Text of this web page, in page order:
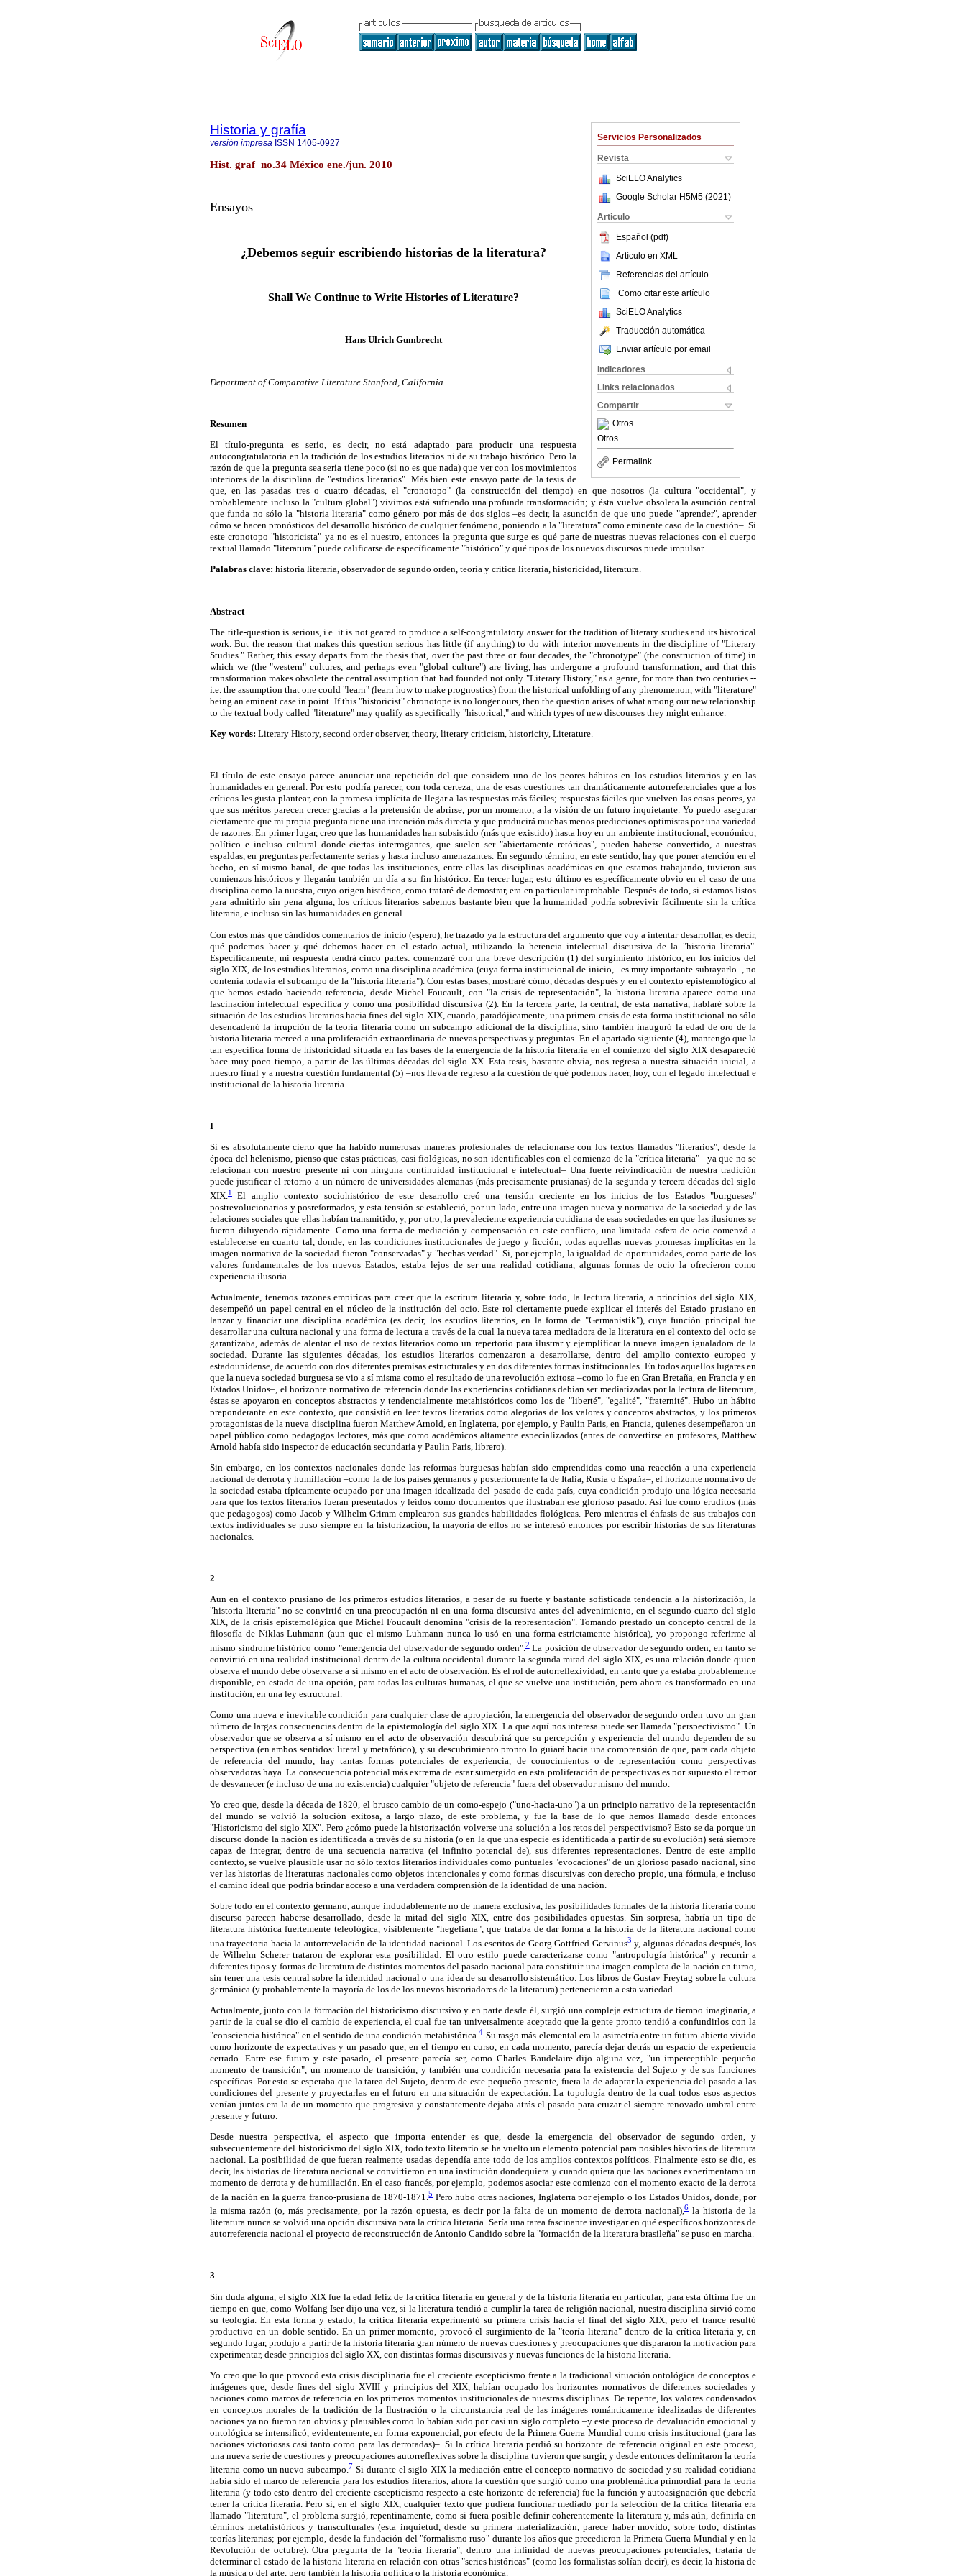
Servicios Personalizados
Revista
SciELO Analytics
Google Scholar H5M5 (2021 )
Articulo
Español (pdf)
Artículo en XML
Referencias del artículo
Como citar este artículo
SciELO Analytics
Traducción automática
Enviar artículo por email
Indicadores
Links relacionados
Compartir
Otros
Otros
Permalink
Historia y grafía
versión impresa ISSN 1405-0927
Hist. graf no.34 México ene./jun. 2010
Ensayos
¿Debemos seguir escribiendo historias de la literatura?
Shall We Continue to Write Histories of Literature?
Hans Ulrich Gumbrecht
Department of Comparative Literature Stanford, California
Resumen
El título-pregunta es serio, es decir, no está adaptado para producir una respuesta
autocongratulatoria en la tradición de los estudios literarios ni de su trabajo histórico. Pero la
razón de que la pregunta sea seria tiene poco (si no es que nada) que ver con los movimientos
interiores de la disciplina de "estudios literarios". Más bien este ensayo parte de la tesis de
que, en las pasadas tres o cuatro décadas, el "cronotopo" (la construcción del tiempo) en que nosotros (la cultura "occidental", y
probablemente incluso la "cultura global") vivimos está sufriendo una profunda transformación; y ésta vuelve obsoleta la asunción central
que funda no sólo la "historia literaria" como género por más de dos siglos –es decir, la asunción de que uno puede "aprender", aprender
cómo se hacen pronósticos del desarrollo histórico de cualquier fenómeno, poniendo a la "literatura" como eminente caso de la cuestión–. Si
este cronotopo "historicista" ya no es el nuestro, entonces la pregunta que surge es qué parte de nuestras nuevas relaciones con el cuerpo
textual llamado "literatura" puede calificarse de específicamente "histórico" y qué tipos de los nuevos discursos puede impulsar.
Palabras clave: historia literaria, observador de segundo orden, teoría y crítica literaria, historicidad, literatura.
Abstract
The title-question is serious, i.e. it is not geared to produce a self-congratulatory answer for the tradition of literary studies and its historical
work. But the reason that makes this question serious has little (if anything) to do with interior movements in the discipline of "Literary
Studies." Rather, this essay departs from the thesis that, over the past three or four decades, the "chronotype" (the construction of time) in
which we (the "western" cultures, and perhaps even "global culture") are living, has undergone a profound transformation; and that this
transformation makes obsolete the central assumption that had founded not only "Literary History," as a genre, for more than two centuries --
i.e. the assumption that one could "learn" (learn how to make prognostics) from the historical unfolding of any phenomenon, with "literature"
being an eminent case in point. If this "historicist" chronotope is no longer ours, then the question arises of what among our new relationship
to the textual body called "literature" may qualify as specifically "historical," and which types of new discourses they might enhance.
Key words: Literary History, second order observer, theory, literary criticism, historicity, Literature.
El título de este ensayo parece anunciar una repetición del que considero uno de los peores hábitos en los estudios literarios y en las
humanidades en general. Por esto podría parecer, con toda certeza, una de esas cuestiones tan dramáticamente autorreferenciales que a los
críticos les gusta plantear, con la promesa implícita de llegar a las respuestas más fáciles; respuestas fáciles que vuelven las cosas peores, ya
que sus méritos parecen crecer gracias a la pretensión de abrirse, por un momento, a la visión de un futuro inquietante. Yo puedo asegurar
ciertamente que mi propia pregunta tiene una intención más directa y que producirá muchas menos predicciones optimistas por una variedad
de razones. En primer lugar, creo que las humanidades han subsistido (más que existido) hasta hoy en un ambiente institucional, económico,
político e incluso cultural donde ciertas interrogantes, que suelen ser "abiertamente retóricas", pueden haberse convertido, a nuestras
espaldas, en preguntas perfectamente serias y hasta incluso amenazantes. En segundo término, en este sentido, hay que poner atención en el
hecho, en sí mismo banal, de que todas las instituciones, entre ellas las disciplinas académicas en que estamos trabajando, tuvieron sus
comienzos históricos y llegarán también un día a su fin histórico. En tercer lugar, esto último es específicamente obvio en el caso de una
disciplina como la nuestra, cuyo origen histórico, como trataré de demostrar, era en particular improbable. Después de todo, si estamos listos
para admitirlo sin pena alguna, los críticos literarios sabemos bastante bien que la humanidad podría sobrevivir fácilmente sin la crítica
literaria, e incluso sin las humanidades en general.
Con estos más que cándidos comentarios de inicio (espero), he trazado ya la estructura del argumento que voy a intentar desarrollar, es decir,
qué podemos hacer y qué debemos hacer en el estado actual, utilizando la herencia intelectual discursiva de la "historia literaria".
Específicamente, mi respuesta tendrá cinco partes: comenzaré con una breve descripción (1) del surgimiento histórico, en los inicios del
siglo XIX, de los estudios literarios, como una disciplina académica (cuya forma institucional de inicio, –es muy importante subrayarlo–, no
contenía todavía el subcampo de la "historia literaria"). Con estas bases, mostraré cómo, décadas después y en el contexto epistemológico al
que hemos estado haciendo referencia, desde Michel Foucault, con "la crisis de representación", la historia literaria aparece como una
fascinación intelectual específica y como una posibilidad discursiva (2). En la tercera parte, la central, de esta narrativa, hablaré sobre la
situación de los estudios literarios hacia fines del siglo XIX, cuando, paradójicamente, una primera crisis de esta forma institucional no sólo
desencadenó la irrupción de la teoría literaria como un subcampo adicional de la disciplina, sino también inauguró la edad de oro de la
historia literaria merced a una proliferación extraordinaria de nuevas perspectivas y preguntas. En el apartado siguiente (4), mantengo que la
tan específica forma de historicidad situada en las bases de la emergencia de la historia literaria en el comienzo del siglo XIX desapareció
hace muy poco tiempo, a partir de las últimas décadas del siglo XX. Esta tesis, bastante obvia, nos regresa a nuestra situación inicial, a
nuestro final y a nuestra cuestión fundamental (5) –nos lleva de regreso a la cuestión de qué podemos hacer, hoy, con el legado intelectual e
institucional de la historia literaria–.
I
Si es absolutamente cierto que ha habido numerosas maneras profesionales de relacionarse con los textos llamados "literarios", desde la
época del helenismo, pienso que estas prácticas, casi fiológicas, no son identificables con el comienzo de la "crítica literaria" –ya que no se
relacionan con nuestro presente ni con ninguna continuidad institucional e intelectual– Una fuerte reivindicación de nuestra tradición
puede justificar el retorno a un número de universidades alemanas (más precisamente prusianas) de la segunda y tercera décadas del siglo
XIX. 1
El amplio contexto sociohistórico de este desarrollo creó una tensión creciente en los inicios de los Estados "burgueses"
postrevolucionarios y posreformados, y esta tensión se estableció, por un lado, entre una imagen nueva y normativa de la sociedad y de las
relaciones sociales que ellas habían transmitido, y, por otro, la prevaleciente experiencia cotidiana de esas sociedades en que las ilusiones se
fueron diluyendo rápidamente. Como una forma de mediación y compensación en este conflicto, una limitada esfera de ocio comenzó a
establecerse en cuanto tal, donde, en las condiciones institucionales de juego y ficción, todas aquellas nuevas promesas implícitas en la
imagen normativa de la sociedad fueron "conservadas" y "hechas verdad". Si, por ejemplo, la igualdad de oportunidades, como parte de los
valores fundamentales de los nuevos Estados, estaba lejos de ser una realidad cotidiana, algunas formas de ocio la ofrecieron como
experiencia ilusoria.
Actualmente, tenemos razones empíricas para creer que la escritura literaria y, sobre todo, la lectura literaria, a principios del siglo XIX,
desempeñó un papel central en el núcleo de la institución del ocio. Este rol ciertamente puede explicar el interés del Estado prusiano en
lanzar y financiar una disciplina académica (es decir, los estudios literarios, en la forma de "Germanistik"), cuya función principal fue
desarrollar una cultura nacional y una forma de lectura a través de la cual la nueva tarea mediadora de la literatura en el contexto del ocio se
garantizaba, además de alentar el uso de textos literarios como un repertorio para ilustrar y ejemplificar la nueva imagen igualadora de la
sociedad. Durante las siguientes décadas, los estudios literarios comenzaron a desarrollarse, dentro del amplio contexto europeo y
estadounidense, de acuerdo con dos diferentes premisas estructurales y en dos diferentes formas institucionales. En todos aquellos lugares en
que la nueva sociedad burguesa se vio a sí misma como el resultado de una revolución exitosa –como lo fue en Gran Bretaña, en Francia y en
Estados Unidos–, el horizonte normativo de referencia donde las experiencias cotidianas debían ser mediatizadas por la lectura de literatura,
éstas se apoyaron en conceptos abstractos y tendencialmente metahistóricos como los de "liberté", "egalité", "fraternité". Hubo un hábito
preponderante en este contexto, que consistió en leer textos literarios como alegorías de los valores y conceptos abstractos, y los primeros
protagonistas de la nueva disciplina fueron Matthew Arnold, en Inglaterra, por ejemplo, y Paulin Paris, en Francia, quienes desempeñaron un
papel público como pedagogos lectores, más que como académicos altamente especializados (antes de convertirse en profesores, Matthew
Arnold había sido inspector de educación secundaria y Paulin Paris, librero).
Sin embargo, en los contextos nacionales donde las reformas burguesas habían sido emprendidas como una reacción a una experiencia
nacional de derrota y humillación –como la de los países germanos y posteriormente la de Italia, Rusia o España–, el horizonte normativo de
la sociedad estaba típicamente ocupado por una imagen idealizada del pasado de cada país, cuya condición produjo una lógica necesaria
para que los textos literarios fueran presentados y leídos como documentos que ilustraban ese glorioso pasado. Así fue como eruditos (más
que pedagogos) como Jacob y Wilhelm Grimm emplearon sus grandes habilidades flológicas. Pero mientras el énfasis de sus trabajos con
textos individuales se puso siempre en la historización, la mayoría de ellos no se interesó entonces por escribir historias de sus literaturas
nacionales.
2
Aun en el contexto prusiano de los primeros estudios literarios, a pesar de su fuerte y bastante sofisticada tendencia a la historización, la
"historia literaria" no se convirtió en una preocupación ni en una forma discursiva antes del advenimiento, en el segundo cuarto del siglo
XIX, de la crisis epistemológica que Michel Foucault denomina "crisis de la representación". Tomando prestado un concepto central de la
filosofía de Niklas Luhmann (aun que el mismo Luhmann nunca lo usó en una forma estrictamente histórica), yo propongo referirme al
mismo síndrome histórico como "emergencia del observador de segundo orden".2La posición de observador de segundo orden, en tanto se
convirtió en una realidad institucional dentro de la cultura occidental durante la segunda mitad del siglo XIX, es una relación donde quien
observa el mundo debe observarse a sí mismo en el acto de observación. Es el rol de autorreflexividad, en tanto que ya estaba probablemente
disponible, en estado de una opción, para todas las culturas humanas, el que se vuelve una institución, pero ahora es transformado en una
institución, en una ley estructural.
Como una nueva e inevitable condición para cualquier clase de apropiación, la emergencia del observador de segundo orden tuvo un gran
número de largas consecuencias dentro de la epistemología del siglo XIX. La que aquí nos interesa puede ser llamada "perspectivismo". Un
observador que se observa a sí mismo en el acto de observación descubrirá que su percepción y experiencia del mundo dependen de su
perspectiva (en ambos sentidos: literal y metafórico), y su descubrimiento pronto lo guiará hacia una comprensión de que, para cada objeto
de referencia del mundo, hay tantas formas potenciales de experiencia, de conocimientos o de representación como perspectivas
observadoras haya. La consecuencia potencial más extrema de estar sumergido en esta proliferación de perspectivas es por supuesto el temor
de desvanecer (e incluso de una no existencia) cualquier "objeto de referencia" fuera del observador mismo del mundo.
Yo creo que, desde la década de 1820, el brusco cambio de un como-espejo ("uno-hacia-uno") a un principio narrativo de la representación
del mundo se volvió la solución exitosa, a largo plazo, de este problema, y fue la base de lo que hemos llamado desde entonces
"Historicismo del siglo XIX". Pero ¿cómo puede la historización volverse una solución a los retos del perspectivismo? Esto se da porque un
discurso donde la nación es identificada a través de su historia (o en la que una especie es identificada a partir de su evolución) será siempre
capaz de integrar, dentro de una secuencia narrativa (el infinito potencial de), sus diferentes representaciones. Dentro de este amplio
contexto, se vuelve plausible usar no sólo textos literarios individuales como puntuales "evocaciones" de un glorioso pasado nacional, sino
ver las historias de literaturas nacionales como objetos intencionales y como formas discursivas con derecho propio, una fórmula, e incluso
el camino ideal que podría brindar acceso a una verdadera comprensión de la identidad de una nación.
Sobre todo en el contexto germano, aunque indudablemente no de manera exclusiva, las posibilidades formales de la historia literaria como
discurso parecen haberse desarrollado, desde la mitad del siglo XIX, entre dos posibilidades opuestas. Sin sorpresa, habría un tipo de
literatura histórica fuertemente teleológica, visiblemente "hegeliana", que trataba de dar forma a la historia de la literatura nacional como
una trayectoria hacia la autorrevelación de la identidad nacional. Los escritos de Georg Gottfried Gervinus3y, algunas décadas después, los
de Wilhelm Scherer trataron de explorar esta posibilidad. El otro estilo puede caracterizarse como "antropología histórica" y recurrir a
diferentes tipos y formas de literatura de distintos momentos del pasado nacional para constituir una imagen completa de la nación en turno,
sin tener una tesis central sobre la identidad nacional o una idea de su desarrollo sistemático. Los libros de Gustav Freytag sobre la cultura
germánica (y probablemente la mayoría de los de los nuevos historiadores de la literatura) pertenecieron a esta variedad.
Actualmente, junto con la formación del historicismo discursivo y en parte desde él, surgió una compleja estructura de tiempo imaginaria, a
partir de la cual se dio el cambio de experiencia, el cual fue tan universalmente aceptado que la gente pronto tendió a confundirlos con la
"consciencia histórica" en el sentido de una condición metahistórica.4Su rasgo más elemental era la asimetría entre un futuro abierto vivido
como horizonte de expectativas y un pasado que, en el tiempo en curso, en cada momento, parecía dejar detrás un espacio de experiencia
cerrado. Entre ese futuro y este pasado, el presente parecía ser, como Charles Baudelaire dijo alguna vez, "un imperceptible pequeño
momento de transición", un momento de transición, y también una condición necesaria para la existencia del Sujeto y de sus funciones
específicas. Por esto se esperaba que la tarea del Sujeto, dentro de este pequeño presente, fuera la de adaptar la experiencia del pasado a las
condiciones del presente y proyectarlas en el futuro en una situación de expectación. La topología dentro de la cual todos esos aspectos
venían juntos era la de un momento que progresiva y constantemente dejaba atrás el pasado para cruzar el siempre renovado umbral entre
presente y futuro.
Desde nuestra perspectiva, el aspecto que importa entender es que, desde la emergencia del observador de segundo orden, y
subsecuentemente del historicismo del siglo XIX, todo texto literario se ha vuelto un elemento potencial para posibles historias de literatura
nacional. La posibilidad de que fueran realmente usadas dependía ante todo de los amplios contextos políticos. Finalmente esto se dio, es
decir, las historias de literatura nacional se convirtieron en una institución dondequiera y cuando quiera que las naciones experimentaran un
momento de derrota y de humillación. En el caso francés, por ejemplo, podemos asociar este comienzo con el momento exacto de la derrota
de la nación en la guerra franco-prusiana de 1870-1871.5Pero hubo otras naciones, Inglaterra por ejemplo o los Estados Unidos, donde, por
la misma razón (o, más precisamente, por la razón opuesta, es decir por la falta de un momento de derrota nacional),6 la historia de la
literatura nunca se volvió una opción discursiva para la crítica literaria. Sería una tarea fascinante investigar en qué específicos horizontes de
autorreferencia nacional el proyecto de reconstrucción de Antonio Candido sobre la "formación de la literatura brasileña" se puso en marcha.
3
Sin duda alguna, el siglo XIX fue la edad feliz de la crítica literaria en general y de la historia literaria en particular; para esta última fue un
tiempo en que, como Wolfang Iser dijo una vez, si la literatura tendió a cumplir la tarea de religión nacional, nuestra disciplina sirvió como
su teología. En esta forma y estado, la crítica literaria experimentó su primera crisis hacia el final del siglo XIX, pero el trance resultó
productivo en un doble sentido. En un primer momento, provocó el surgimiento de la "teoría literaria" dentro de la crítica literaria y, en
segundo lugar, produjo a partir de la historia literaria gran número de nuevas cuestiones y preocupaciones que dispararon la motivación para
experimentar, desde principios del siglo XX, con distintas formas discursivas y nuevas funciones de la historia literaria.
Yo creo que lo que provocó esta crisis disciplinaria fue el creciente escepticismo frente a la tradicional situación ontológica de conceptos e
imágenes que, desde fines del siglo XVIII y principios del XIX, habían ocupado los horizontes normativos de diferentes sociedades y
naciones como marcos de referencia en los primeros momentos institucionales de nuestras disciplinas. De repente, los valores condensados
en conceptos morales de la tradición de la Ilustración o la circunstancia real de las imágenes románticamente idealizadas de diferentes
naciones ya no fueron tan obvios y plausibles como lo habían sido por casi un siglo completo –y este proceso de devaluación emocional y
ontológica se intensificó, evidentemente, en forma exponencial, por efecto de la Primera Guerra Mundial como crisis institucional (para las
naciones victoriosas casi tanto como para las derrotadas)–. Si la crítica literaria perdió su horizonte de referencia original en este proceso,
una nueva serie de cuestiones y preocupaciones autorreflexivas sobre la disciplina tuvieron que surgir, y desde entonces delimitaron la teoría
literaria como un nuevo subcampo.7Si durante el siglo XIX la mediación entre el concepto normativo de sociedad y su realidad cotidiana
había sido el marco de referencia para los estudios literarios, ahora la cuestión que surgió como una problemática primordial para la teoría
literaria (y todo esto dentro del creciente escepticismo respecto a este horizonte de referencia) fue la función y autoasignación que debería
tener la crítica literaria. Pero si, en el siglo XIX, cualquier texto que pudiera funcionar mediado por la selección de la crítica literaria era
llamado "literatura", el problema surgió, repentinamente, como si fuera posible definir coherentemente la literatura y, más aún, definirla en
términos metahistóricos y transculturales (esta inquietud, desde su primera materialización, parece haber movido, sobre todo, distintas
teorías literarias; por ejemplo, desde la fundación del "formalismo ruso" durante los años que precedieron la Primera Guerra Mundial y en la
Revolución de octubre). Otra pregunta de la "teoría literaria", dentro una infinidad de nuevas preocupaciones potenciales, trataría de
determinar el estado de la historia literaria en relación con otras "series históricas" (como los formalistas solían decir), es decir, la historia de
la música o del arte, pero también la historia política o la historia económica.